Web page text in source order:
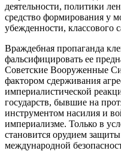
деятельности, политики
средство формирования у
убежденности, классового
Враждебная пропаганда
фальсифицировать ее
Советские Вооруженные
фактором сдерживания
империалистической
государств, бывшие на
инструментом насилия и
империализме. Только в
становится орудием
международной